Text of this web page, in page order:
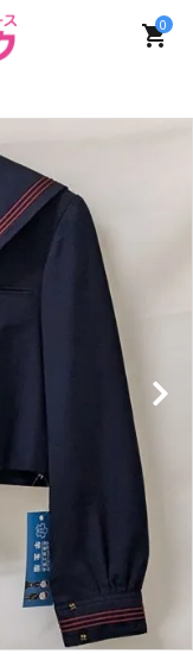
0
shopping_cart